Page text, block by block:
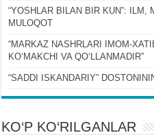
“YOSHLAR BILAN BIR KUN”: ILM,
MULOQOT
“MARKAZ NASHRLARI IMOM-
KOʻMAKCHI VA QOʻLLANMADIR”
“SADDI ISKANDARIY”
KO‘P KO‘RILGANLAR